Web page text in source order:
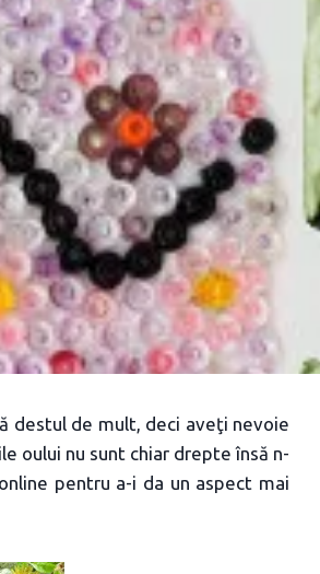
destul de mult, deci aveţi nevoie
oului nu sunt chiar drepte însă n-
pentru a-i da un aspect mai